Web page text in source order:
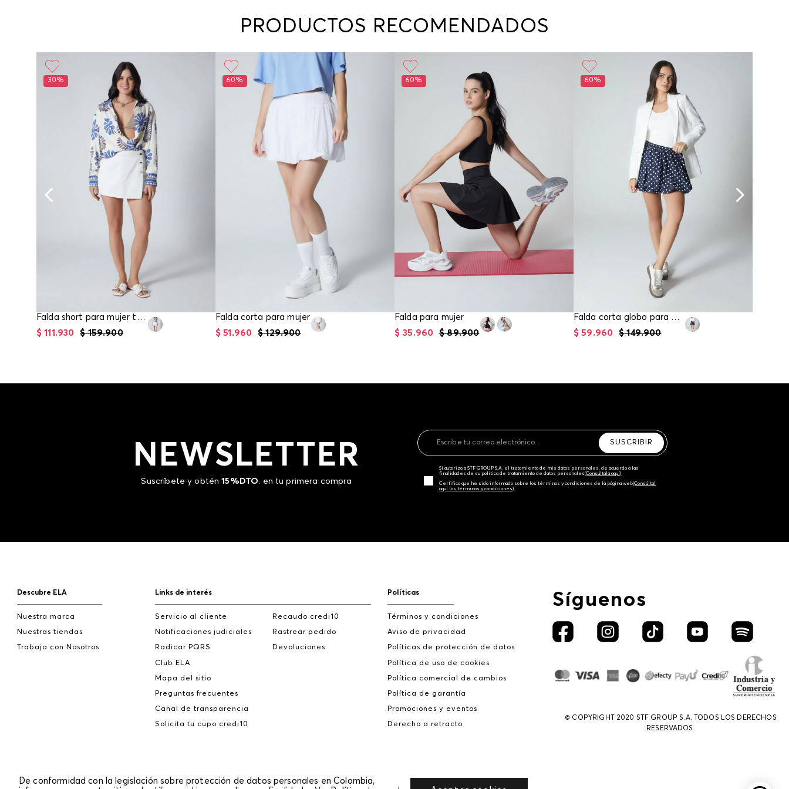
programará la recogida del producto en la dirección
PRODUCTOS RECOMENDADOS
30%
Falda short para mujer tiro medio
$ 159.900
$ 111 .930
60%
Falda corta para mujer
$ 129.900
$ 51 .960
60%
Falda para mujer
$ 89.900
$ 35.960
60%
Falda corta globo para mujer
$ 149.900
$ 59.960
NEWSLETTER
Suscríbete y obtén15%DTO. en tu primera compra
SUSCRIBIR
Sí autorizo a STF GROUP S.A. el tratamiento de mis datos personales, de acuerdo a las
finalidades de su política de tratamiento de datos personales‎(Consúltala aquí)
Certifico que he sido informado sobre los términos y condiciones de la página web‎(Consúltal
aquí los términos y condiciones)
Síguenos
© COPYRIGHT 2020 STF GROUP S.A. TODOS LOS DERECHOS
RESERVADOS.
Descubre ELA
Nuestra marca
Nuestras tiendas
Trabaja con Nosotros
Links de interés
Servicio al cliente
Notificaciones judiciales
Radicar PQRS
Club ELA
Mapa del sitio
Preguntas frecuentes
Canal de transparencia
Solicita tu cupo credi10
Recaudo credi10
Rastrear pedido
Devoluciones
Políticas
Términos y condiciones
Aviso de privacidad
Políticas de protección de datos
Política de uso de cookies
Política comercial de cambios
Política de garantía
Promociones y eventos
Derecho a retracto
De conformidad con la legislación sobre protección de datos personales en Colombia,